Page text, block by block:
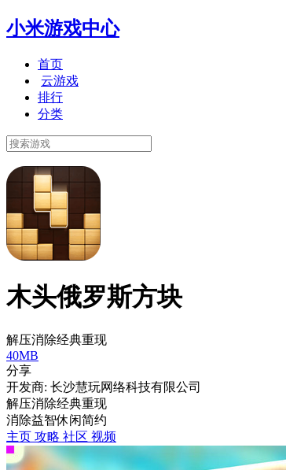
小米游戏中心
首页
云游戏
排行
分类
木头俄罗斯方块
解压消除经典重现
40MB
分享
开发商: 长沙慧玩网络科技有限公司
解压消除经典重现
消除益智休闲简约
主页 攻略 社区 视频